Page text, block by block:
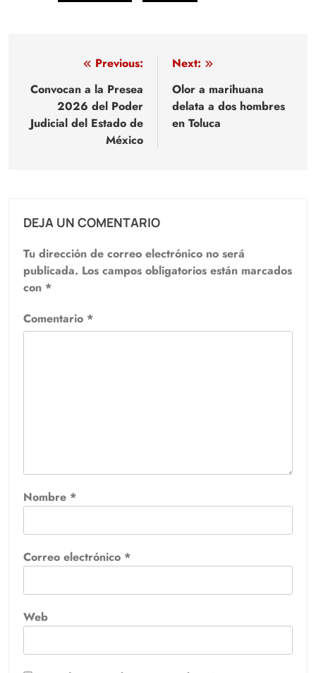
Navegación
de
entradas
Previous:
Convocan a la Presea
2026 del Poder
Judicial del Estado de
México
Next:
Olor a marihuana
delata a dos hombres
en Toluca
DEJA UN COMENTARIO
Tu dirección de correo electrónico no será
publicada. Los campos obligatorios están marcados
con *
Comentario *
Nombre *
Correo electrónico *
Web